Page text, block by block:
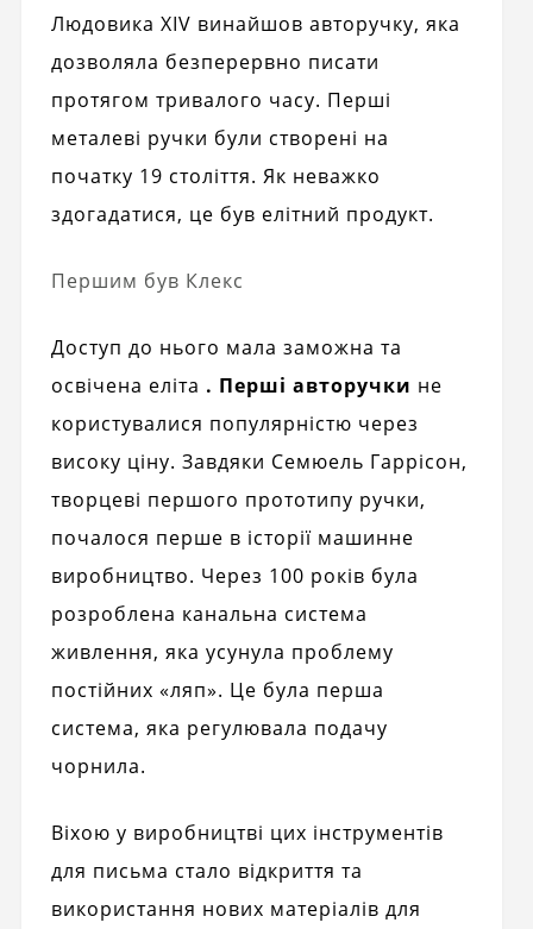
Людовика XIV винайшов авторучку, яка
дозволяла безперервно писати
протягом тривалого часу. Перші
металеві ручки були створені на
початку 19 століття. Як неважко
здогадатися, це був елітний продукт.
Першим був Клекс
Доступ до нього мала заможна та
освічена еліта . Перші авторучки не
користувалися популярністю через
високу ціну. Завдяки Семюель Гаррісон,
творцеві першого прототипу ручки,
почалося перше в історії машинне
виробництво. Через 100 років була
розроблена канальна система
живлення, яка усунула проблему
постійних «ляп». Це була перша
система, яка регулювала подачу
чорнила.
Віхою у виробництві цих інструментів
для письма стало відкриття та
використання нових матеріалів для